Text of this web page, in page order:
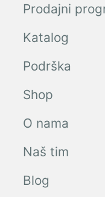
Prodajni
Katalog
Podrška
Shop
O nama
Naš tim
Blog